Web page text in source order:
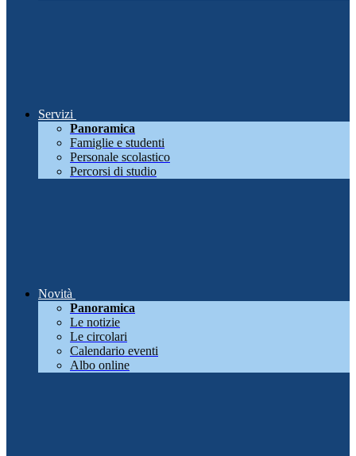
Servizi
Panoramica
Famiglie e studenti
Personale scolastico
Percorsi di studio
Novità
Panoramica
Le notizie
Le circolari
Calendario eventi
Albo online